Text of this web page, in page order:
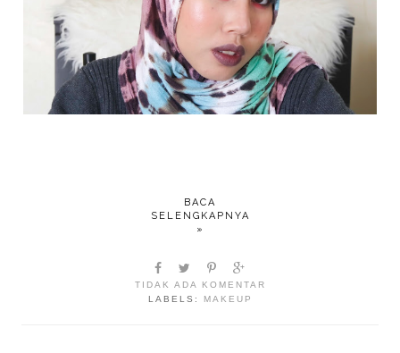
BACA
SELENGKAPNYA
»
TIDAK ADA KOMENTAR
LABELS:
MAKEUP